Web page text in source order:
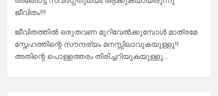
ജീവിതം!!!
ജീവിതത്തിൽ ഒരുതവണ മുറിവേൽക്കുമ്പോൾ മാത്രമേ
സ്നേഹത്തിന്റെ സൗന്ദര്യം മനസ്സിലാവുകയുള്ളൂ!!
അതിന്റെ പൊള്ളത്തരം തിരിച്ചറിയുകയുള്ളൂ….